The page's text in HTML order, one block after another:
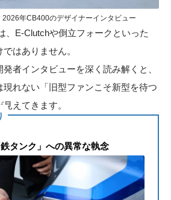
2026年CB400のデザイナーインタビュー
、E-Clutchや倒立フォークといった
はありません。
者インタビューを深く読み解くと、
現れない「旧型ファンこそ新型を待つ
えてきます。
タンク」への異常な執念